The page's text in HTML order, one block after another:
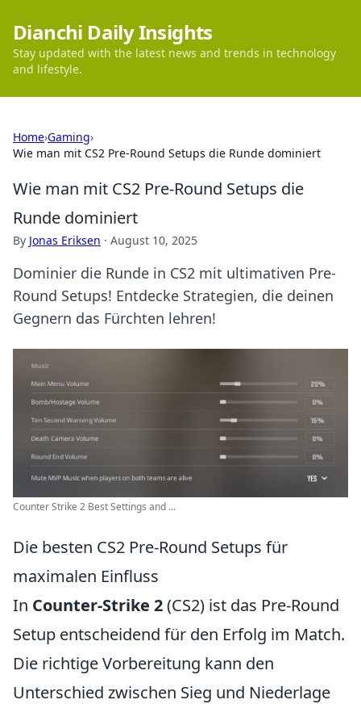
Dianchi Daily Insights
Stay updated with the latest news and trends in technology
and lifestyle.
Home›Gaming›
Wie man mit CS2 Pre-Round Setups die Runde dominiert
Wie man mit CS2 Pre-Round Setups die
Runde dominiert
By Jonas Eriksen · August 10, 2025
Dominier die Runde in CS2 mit ultimativen Pre-
Round Setups! Entdecke Strategien, die deinen
Gegnern das Fürchten lehren!
Counter Strike 2 Best Settings and ...
Die besten CS2 Pre-Round Setups für
maximalen Einfluss
In Counter-Strike 2(CS2) ist das Pre-Round
Setup entscheidend für den Erfolg im Match.
Die richtige Vorbereitung kann den
Unterschied zwischen Sieg und Niederlage